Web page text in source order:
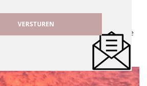
passagiers dat het vliegschema
ontregeld zal zijn als gevolg van de
de pensioenplannen van de […]